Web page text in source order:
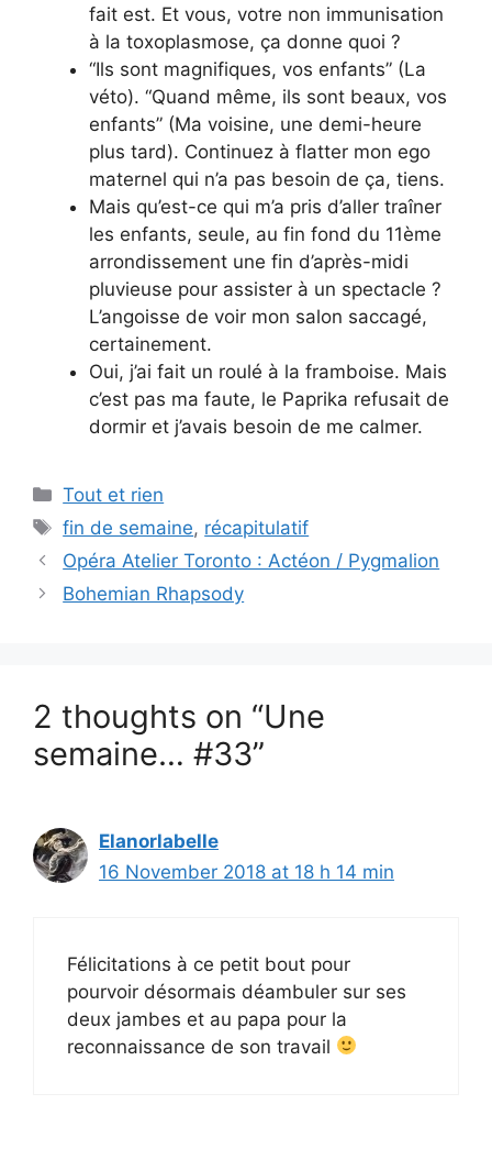
fait est. Et vous, votre non immunisation
à la toxoplasmose, ça donne quoi ?
“Ils sont magnifiques, vos enfants” (La
véto). “Quand même, ils sont beaux, vos
enfants” (Ma voisine, une demi-heure
plus tard). Continuez à flatter mon ego
maternel qui n’a pas besoin de ça, tiens.
Mais qu’est-ce qui m’a pris d’aller traîner
les enfants, seule, au fin fond du 11ème
arrondissement une fin d’après-midi
pluvieuse pour assister à un spectacle ?
L’angoisse de voir mon salon saccagé,
certainement.
Oui, j’ai fait un roulé à la framboise. Mais
c’est pas ma faute, le Paprika refusait de
dormir et j’avais besoin de me calmer.
Categories
Tout et rien
Tags
fin de semaine, récapitulatif
Opéra Atelier Toronto : Actéon / Pygmalion
Bohemian Rhapsody
2 thoughts on “Une
semaine… #33”
Elanorlabelle
16 November 2018 at 18 h 14 min
Félicitations à ce petit bout pour
pourvoir désormais déambuler sur ses
deux jambes et au papa pour la
reconnaissance de son travail